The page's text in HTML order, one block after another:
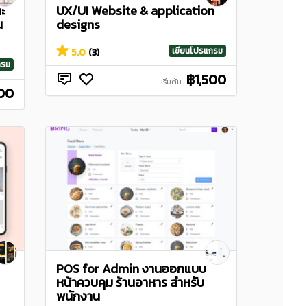
ม
UX/UI Website & application
designs
5.0 (3) เขียนโปรแกรม
เริ่มต้น ฿1,500
POS for Admin งานออกแบบ
หน้าควบคุม ร้านอาหาร สำหรับ
พนักงาน